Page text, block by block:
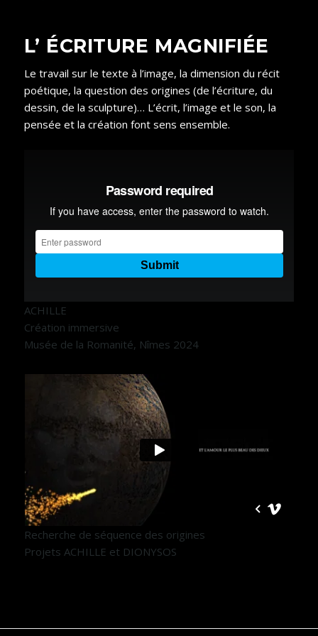
L’ ÉCRITURE MAGNIFIÉE
Le travail sur le texte à l’image, la dimension du récit
poétique, la question des origines (de l’écriture, du
dessin, de la sculpture)… L’écrit, l’image et le son, la
pensée et la création font sens ensemble.
ACHILLE
Création immersive
Musée de la Romanité, Nîmes 2024
Recherche de séquence des origines
Projets ACHILLE et DIONYSOS